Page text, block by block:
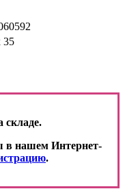
35
складе.
в нашем Интернет-
.